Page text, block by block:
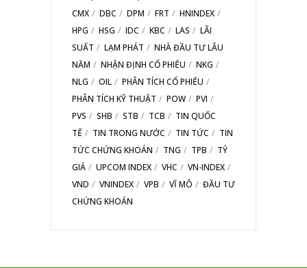
CMX
DBC DPM FRT
HNINDEX
HPG
HSG IDC KBC LAS
LÃI
SUẤT
LẠM PHÁT
NHÀ ĐẦU TƯ LÂU
NĂM
NHẬN ĐỊNH CỔ PHIẾU
NKG
NLG
OIL
PHÂN TÍCH CỔ PHIẾU
PHÂN TÍCH KỸ THUẬT
POW
PVI
PVS
SHB STB TCB
TIN QUỐC
TẾ
TIN TRONG NƯỚC TIN TỨC
TIN
TỨC CHỨNG KHOÁN
TNG TPB
TỶ
GIÁ
UPCOM INDEX VHC
VN-INDEX
VND
VNINDEX VPB VĨ MÔ
ĐẦU TƯ
CHỨNG KHOÁN